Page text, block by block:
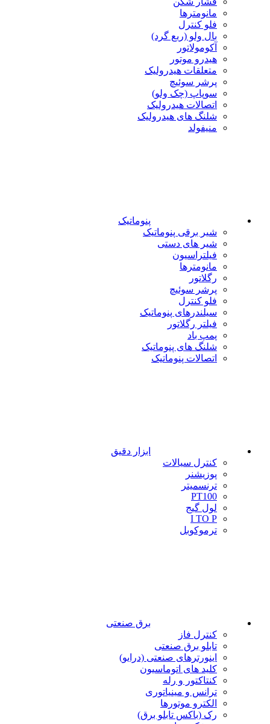
مانومترها
فلو کنترل
بال ولو (ربع گرد)
آکومولاتور
هیدرو موتور
متعلقات هیدرولیک
پرشر سوئیچ
سوپاپ (چک ولو)
اتصالات هیدرولیک
شلنگ های هیدرولیک
منیفولد
پنوماتیک
شیر برقی پنوماتیک
شیر های دستی
فیلتراسیون
مانومترها
رگلاتور
پرشر سوئیچ
فلو کنترل
سیلندرهای پنوماتیک
فیلتر رگلاتور
پمپ باد
شلنگ های پنوماتیک
اتصالات پنوماتیک
ابزار دقیق
کنترل سیالات
پوزیشنر
ترنسمیتر
PT100
لول گیج
I TO P
ترموکوبل
برق صنعتی
کنترل فاز
تابلو برق صنعتی
اینورترهای صنعتی (درایو)
کلید های اتوماسیون
کنتاکتور و رله
ترانس و مینیاتوری
الکترو موتورها
رک (باکس تابلو برق)